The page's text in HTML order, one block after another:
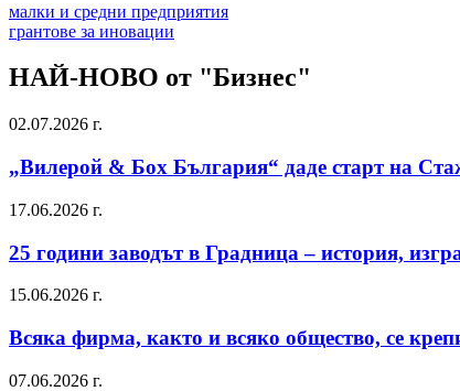
малки и средни предприятия
грантове за иновации
НАЙ-НОВО от "Бизнес"
02.07.2026 г.
„Вилерой & Бох България“ даде старт на
17.06.2026 г.
25 години заводът в Градница – история,
15.06.2026 г.
Всяка фирма, както и всяко общество, се
07.06.2026 г.